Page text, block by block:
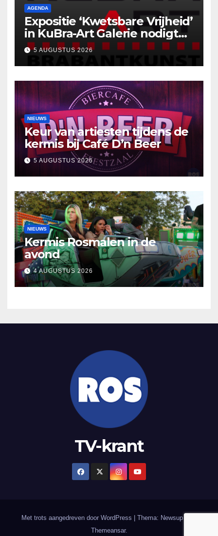
AGENDA
Expositie ‘Kwetsbare Vrijheid’
in KuBra-Art Galerie nodigt
uit tot ontmoeting en
reflectie
5 AUGUSTUS 2026
NIEUWS
Keur van artiesten tijdens de
kermis bij Café D’n Beer
5 AUGUSTUS 2026
NIEUWS
Kermis Rosmalen in de
avond
4 AUGUSTUS 2026
TV-krant
Met trots aangedreven door WordPress
Thema: Newsup door
Themeansar.